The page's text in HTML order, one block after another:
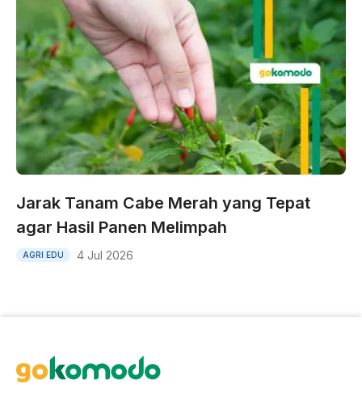
Jarak Tanam Cabe Merah yang Tepat
agar Hasil Panen Melimpah
AGRI EDU 4 Jul 2026